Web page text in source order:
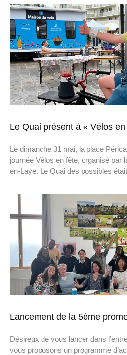
Le Quai présent à « Vélos
Le dimanche 31 mai, la place
journée Vélos en fête, organisé par
en-Laye. Le Quai des possibles était
Lancement de la 5ème
Désireux de vous lancer dans
vous proposons un programme